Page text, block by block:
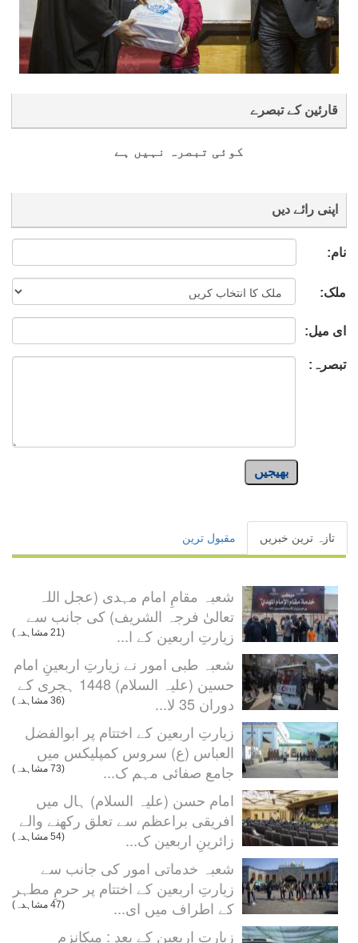
قارئین کے تبصرے
کوئی تبصرہ نہیں ہے
اپنی رائے دیں
نام:
ملک:
ای میل:
تبصرہ:
بھیجیں
تازہ ترین خبریں مقبول ترین
شعبہ مقامِ امام مہدی (عجل اللہ
تعالیٰ فرجہ الشریف) کی جانب سے
زیارتِ اربعین کے ا...
(21 مشاہدہ)
شعبہ طبی امور نے زیارتِ اربعینِ امام
حسین (علیہ السلام) 1448 ہجری کے
دوران 35 لا...
(36 مشاہدہ)
زیارتِ اربعین کے اختتام پر ابوالفضل
العباس (ع) سروس کمپلیکس میں
جامع صفائی مہم ک...
(73 مشاہدہ)
امام حسن (علیہ السلام) ہال میں
افریقی براعظم سے تعلق رکھنے والے
زائرینِ اربعین ک...
(54 مشاہدہ)
شعبہ خدماتی امور کی جانب سے
زیارتِ اربعین کے اختتام پر حرمِ مطہر
کے اطراف میں ای...
(47 مشاہدہ)
زیارتِ اربعین کے بعد : میکانزم